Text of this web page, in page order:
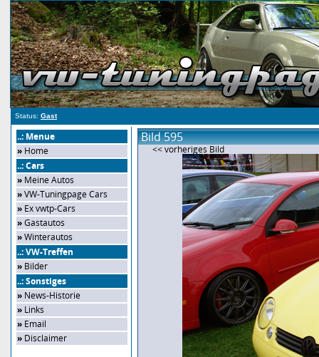
Status: Gast
..: Menue
» Home
..: Cars
» Meine Autos
»VW-Tuningpage Cars
» Ex vwtp-Cars
»Gastautos
»Winterautos
..: VW-Treffen
» Bilder
..: Sonstiges
» News-Historie
» Links
» Email
» Disclaimer
Bild 595
<< vorheriges Bild